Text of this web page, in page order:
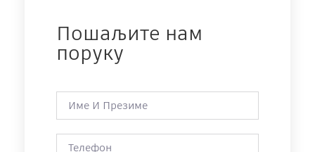
Пошаљите нам
поруку